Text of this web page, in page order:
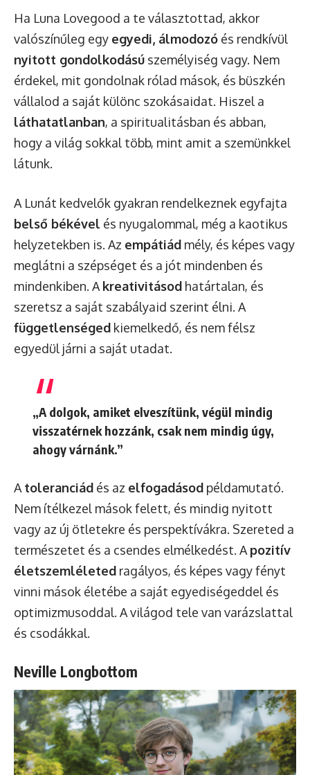
Ha Luna Lovegood a te választottad, akkor
valószínűleg egy egyedi, álmodozó és rendkívül
nyitott gondolkodású személyiség vagy. Nem
érdekel, mit gondolnak rólad mások, és büszkén
vállalod a saját különc szokásaidat. Hiszel a
láthatatlanban, a spiritualitásban és abban,
hogy a világ sokkal több, mint amit a szemünkkel
látunk.
A Lunát kedvelők gyakran rendelkeznek egyfajta
belső békével és nyugalommal, még a kaotikus
helyzetekben is. Az empátiád mély, és képes vagy
meglátni a szépséget és a jót mindenben és
mindenkiben. A kreativitásod határtalan, és
szeretsz a saját szabályaid szerint élni. A
függetlenséged kiemelkedő, és nem félsz
egyedül járni a saját utadat.
„A dolgok, amiket elveszítünk, végül mindig
visszatérnek hozzánk, csak nem mindig úgy,
ahogy várnánk.”
A toleranciád és az elfogadásod példamutató.
Nem ítélkezel mások felett, és mindig nyitott
vagy az új ötletekre és perspektívákra. Szereted a
természetet és a csendes elmélkedést. A pozitív
életszemléleted ragályos, és képes vagy fényt
vinni mások életébe a saját egyediségeddel és
optimizmusoddal. A világod tele van varázslattal
és csodákkal.
Neville Longbottom